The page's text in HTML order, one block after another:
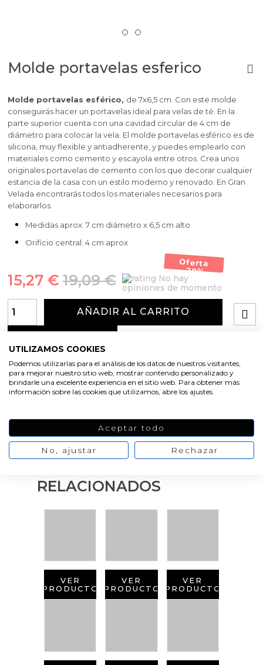
Molde portavelas esferico
Molde portavelas esférico, de 7x6,5 cm. Con este molde
conseguirás hacer un portavelas ideal para velas de té. En la
parte superior cuenta con una cavidad circular de 4 cm de
diámetro para colocar la vela. El molde portavelas esférico es de
silicona, muy flexible y antiadherente, y puedes emplearlo con
materiales como cemento y escayola entre otros. Crea unos
originales portavelas de cemento con los que decorar cualquier
estancia de la casa con un estilo moderno y renovado. En Gran
Velada encontrarás todos los materiales necesarios para
elaborarlos.
Medidas aprox: 7 cm diámetro x 6,5 cm alto
Orificio central: 4 cm aprox
Oferta
-20%
19,09 €
15,27 €
No hay
opiniones de momento
AÑADIR AL CARRITO
RELACIONADOS
VER
PRODUCTO
VER
PRODUCTO
VER
PRODUCTO
UTILIZAMOS COOKIES
Podemos utilizarlas para el análisis de los datos de nuestros visitantes,
para mejorar nuestro sitio web, mostrar contenido personalizado y
brindarle una excelente experiencia en el sitio web. Para obtener más
información sobre las cookies que utilizamos, abre los ajustes.
Aceptar todo
No, ajustar Rechazar